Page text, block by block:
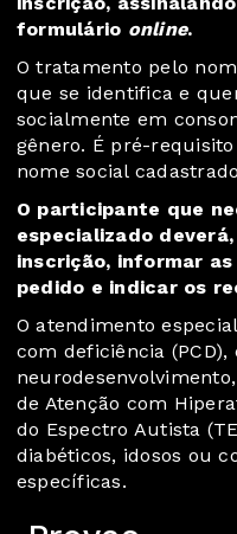
formulário online.
O tratamento pelo
que se identifica e
socialmente em
gênero. É pré-
nome social
O participante que
especializado
inscrição, informar
pedido e indicar os
O atendimento
com deficiência
de Atenção com
do Espectro Autista
diabéticos, idosos ou
específicas.